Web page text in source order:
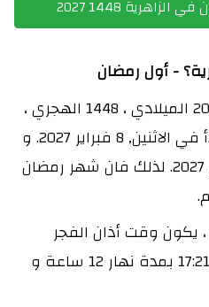
1448 2027
شهر رمضان هذا العام ، 2027 الميلادي ، 1448 الهجري ،
في الزاهرية ، فلسطين يبدأ في الاثنين, 8 فبراير 2027. و
ينتهي يوم الاثنين, 8 مارس 2027. لذلك فان شهر رمضان
يكون وقت أذان الفجر
05:03 ووقت أذان المغرب 17:21 بمدة نهار 12 ساعة و